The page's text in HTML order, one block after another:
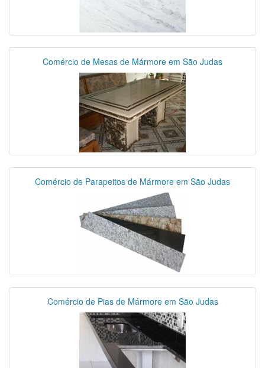
Comércio de Mesas de Mármore em São Judas
Comércio de Parapeitos de Mármore em São Judas
Comércio de Pias de Mármore em São Judas